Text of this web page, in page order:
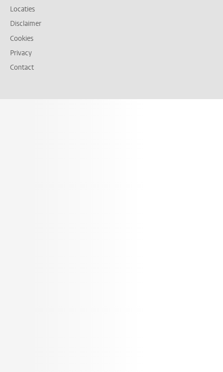
Locaties
Disclaimer
Cookies
Privacy
Contact